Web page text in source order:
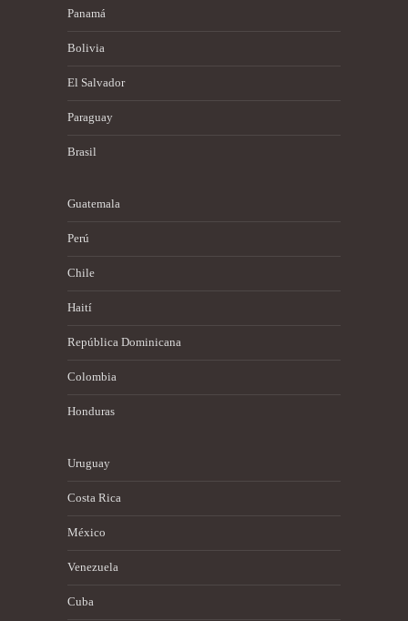
Panamá
Bolivia
El Salvador
Paraguay
Brasil
Guatemala
Perú
Chile
Haití
República Dominicana
Colombia
Honduras
Uruguay
Costa Rica
México
Venezuela
Cuba